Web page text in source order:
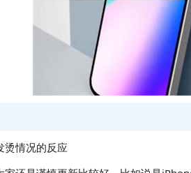
烫情况的反应